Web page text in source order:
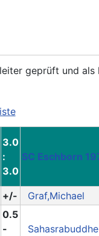
3.0
:
3.0
SC Eschborn
+/- Graf,Michael
0.5
-